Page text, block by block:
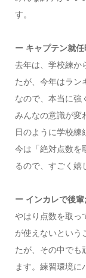
す。
ー キャプテン就
去年は、学校練か
たが、今年はラン
なので、本当に強
みんなの意識が変
日のように学校練
今は「絶対点数を
るので、すごく嬉
ー インカレで後
やはり点数を取っ
が使えないという
たが、その中でも
ます。練習環境に